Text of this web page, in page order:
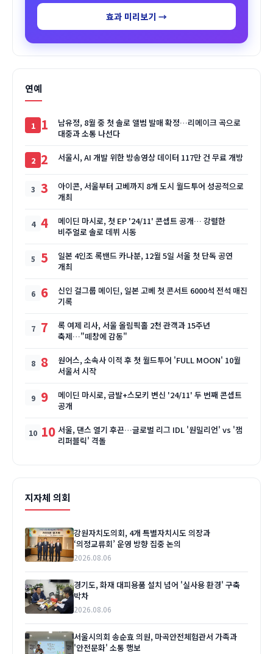
효과 미리보기 →
연예
1
남유정, 8월 중 첫 솔로 앨범 발매 확정…리메이크 곡으로
대중과 소통 나선다
2 서울시, AI 개발 위한 방송영상 데이터 117만 건 무료 개방
3
아이콘, 서울부터 고베까지 8개 도시 월드투어 성공적으로
개최
4
메이딘 마시로, 첫 EP '24/11' 콘셉트 공개… 강렬한
비주얼로 솔로 데뷔 시동
5
일본 4인조 록밴드 카나분, 12월 5일 서울 첫 단독 공연
개최
6
신인 걸그룹 메이딘, 일본 고베 첫 콘서트 6000석 전석 매진
기록
7
록 여제 리사, 서울 올림픽홀 2천 관객과 15주년
축제…"떼창에 감동"
8
원어스, 소속사 이적 후 첫 월드투어 'FULL MOON' 10월
서울서 시작
9
메이딘 마시로, 금발+스모키 변신 '24/11' 두 번째 콘셉트
공개
10 서울, 댄스 열기 후끈…글로벌 리그 IDL '원밀리언' vs '잼
리퍼블릭' 격돌
지자체 의회
강원자치도의회, 4개 특별자치시도 의장과
‘의정교류회’ 운영 방향 집중 논의
2026.08.06
경기도, 화재 대피용품 설치 넘어 '실사용 환경' 구축
박차
2026.08.06
서울시의회 송순효 의원, 마곡안전체험관서 가족과
'안전문화' 소통 행보